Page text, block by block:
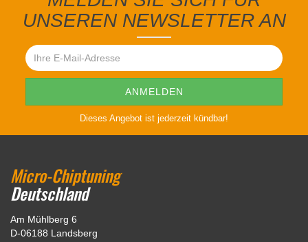
UNSEREN NEWSLETTER AN
Dieses Angebot ist jederzeit kündbar!
Micro-Chiptuning
Deutschland
Am Mühlberg 6
D-06188 Landsberg